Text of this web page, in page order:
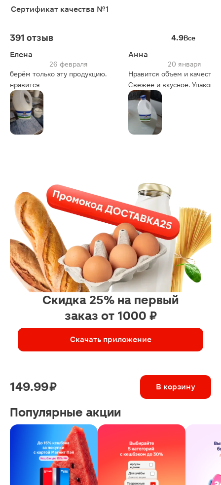
Сертификат качества №1
391 отзыв 4.9Все
Елена
26 февраля
берём только эту продукцию.
нравится
Анна
20 января
Нравится объем и качество.
Свежее и вкусное. Упаковка
удобная, для сухих завтраков
самое то.
Скидка 25% на первый
заказ от 1000 ₽
Скачать приложение
149.99 ₽ В корзину
Популярные акции